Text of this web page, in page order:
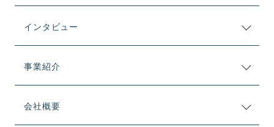
インタビュー
事業紹介
会社概要